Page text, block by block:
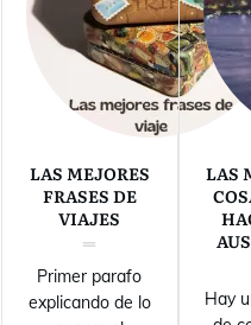
LAS MEJORES
FRASES DE
VIAJES
Primer parafo
explicando de lo
LAS
Hay